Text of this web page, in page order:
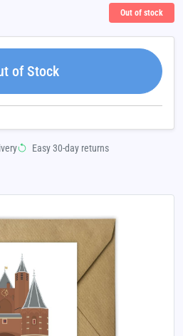
Out of stock
of Stock
Easy 30-day returns